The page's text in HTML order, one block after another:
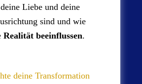
Liebe und deine
sind und wie
Realität beeinflussen.
deine Transformation